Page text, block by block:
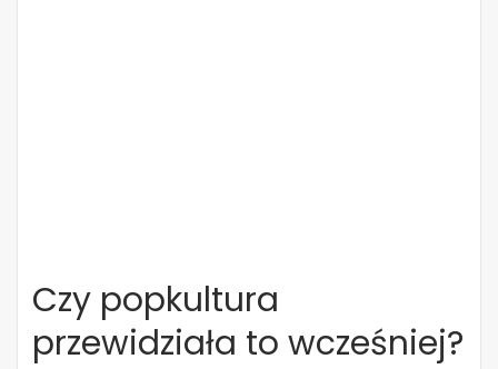
Czy popkultura
przewidziała to wcześniej?